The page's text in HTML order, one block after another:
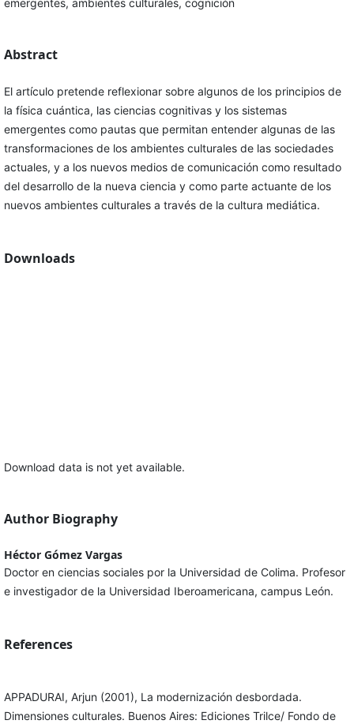
Abstract
El artículo pretende reflexionar sobre algunos de los principios de
la física cuántica, las ciencias cognitivas y los sistemas
emergentes como pautas que permitan entender algunas de las
transformaciones de los ambientes culturales de las sociedades
actuales, y a los nuevos medios de comunicación como resultado
del desarrollo de la nueva ciencia y como parte actuante de los
nuevos ambientes culturales a través de la cultura mediática.
Downloads
Download data is not yet available.
Author Biography
Héctor Gómez Vargas
Doctor en ciencias sociales por la Universidad de Colima. Profesor
e investigador de la Universidad Iberoamericana, campus León.
References
APPADURAI, Arjun (2001), La modernización desbordada.
Dimensiones culturales. Buenos Aires: Ediciones Trilce/ Fondo de